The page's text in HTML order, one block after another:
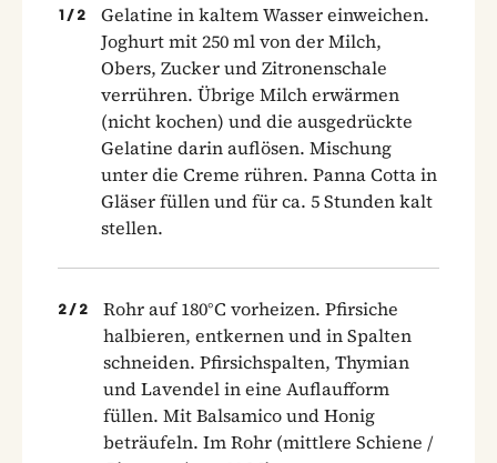
1 / 2
Gelatine in kaltem Wasser einweichen.
Joghurt mit 250 ml von der Milch,
Obers, Zucker und Zitronenschale
verrühren. Übrige Milch erwärmen
(nicht kochen) und die ausgedrückte
Gelatine darin auflösen. Mischung
unter die Creme rühren. Panna Cotta in
Gläser füllen und für ca. 5 Stunden kalt
stellen.
2 / 2
Rohr auf 180°C vorheizen. Pfirsiche
halbieren, entkernen und in Spalten
schneiden. Pfirsichspalten, Thymian
und Lavendel in eine Auflaufform
füllen. Mit Balsamico und Honig
beträufeln. Im Rohr (mittlere Schiene /